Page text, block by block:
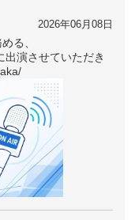
2026年06月08日
る、
出演させていただき